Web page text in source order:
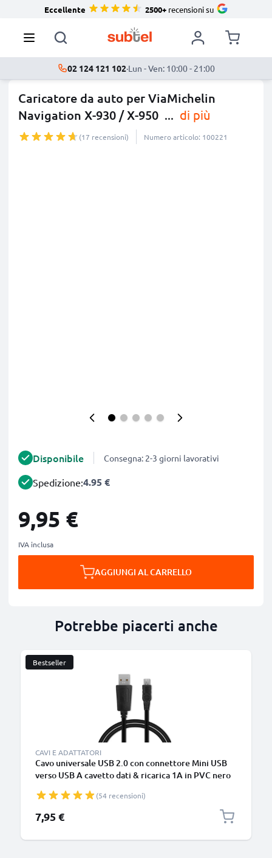
Eccellente 2500+recensioni su
02 124 121 102·Lun - Ven: 10:00 - 21:00
Caricatore da auto per ViaMichelin
Navigation X-930 / X-950 ... di più
(17 recensioni) Numero articolo: 100221
Disponibile Consegna: 2-3 giorni lavorativi
Spedizione:4.95 €
9,95 €
IVA inclusa
AGGIUNGI AL CARRELLO
Potrebbe piacerti anche
Bestseller
CAVI E ADATTATORI
Cavo universale USB 2.0 con connettore Mini USB
verso USB A cavetto dati & ricarica 1A in PVC nero
(54 recensioni)
7,95 €